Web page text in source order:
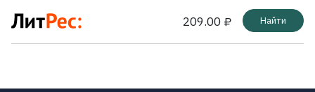
209.00 ₽ Найти